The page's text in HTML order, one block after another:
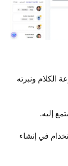
الكلام ونبرته
إليه.
في إنشاء